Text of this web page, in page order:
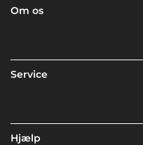
Om os
Service
Hjælp